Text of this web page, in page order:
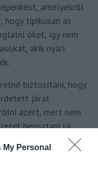
Personal
amelyekről
tipikusan az
őket, így nem
akik nyári
biztosítani, hogy
járat
azért, mert nem
beosztani rá.
mind a
létszámhiányról